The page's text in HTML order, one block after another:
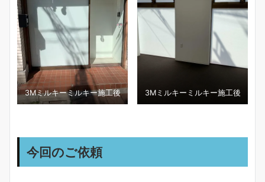
3Ⅿミルキーミルキー施工後 3Ⅿミルキーミルキー施工後
今回のご依頼